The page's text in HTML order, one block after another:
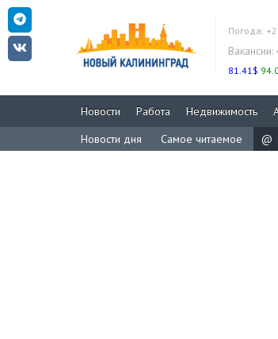
Погода:
Вакансии:
81.41$
Новости Работа Недвижимость
Новости дня
Самое читаемое @